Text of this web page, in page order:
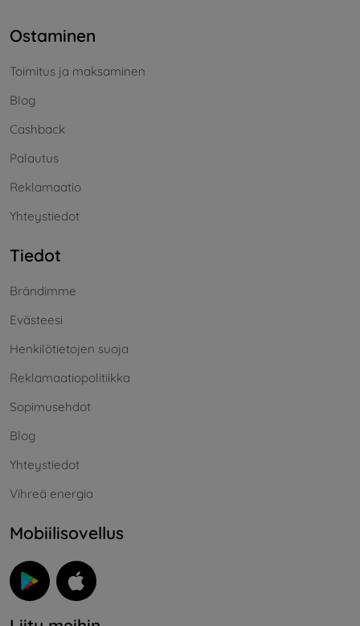
Ostaminen
Toimitus ja maksaminen
Blog
Cashback
Palautus
Reklamaatio
Yhteystiedot
Tiedot
Brändimme
Evästeesi
Henkilötietojen suoja
Reklamaatiopolitiikka
Sopimusehdot
Blog
Yhteystiedot
Vihreä energia
Mobiilisovellus